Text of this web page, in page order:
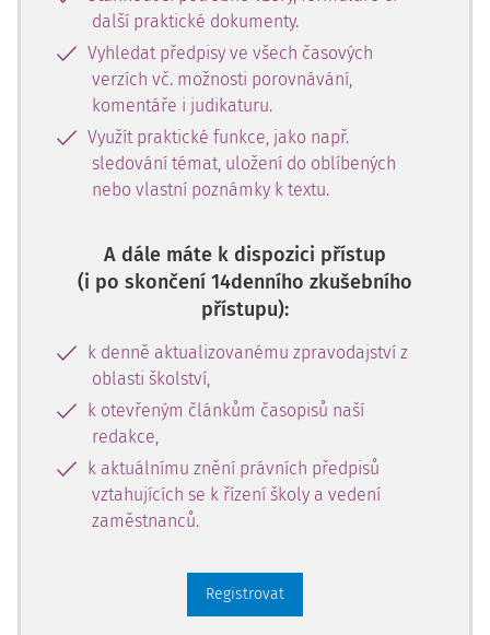
další praktické dokumenty.
Vyhledat předpisy ve všech časových
verzích vč. možnosti porovnávání,
komentáře i judikaturu.
Využít praktické funkce, jako např.
sledování témat, uložení do oblíbených
nebo vlastní poznámky k textu.
A dále máte k dispozici přístup
(i po skončení 14denního zkušebního
přístupu):
k denně aktualizovanému zpravodajství z
oblasti školství,
k otevřeným článkům časopisů naší
redakce,
k aktuálnímu znění právních předpisů
vztahujících se k řízení školy a vedení
zaměstnanců.
Registrovat